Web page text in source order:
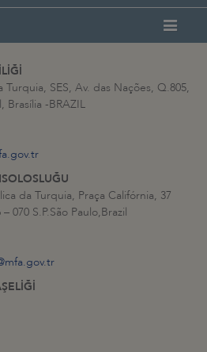
SES, Av. das Nações, Q.805,
Brasília -BRAZIL
da Turquia, Praça Califórnia, 37
070 S.P.São Paulo,Brazil